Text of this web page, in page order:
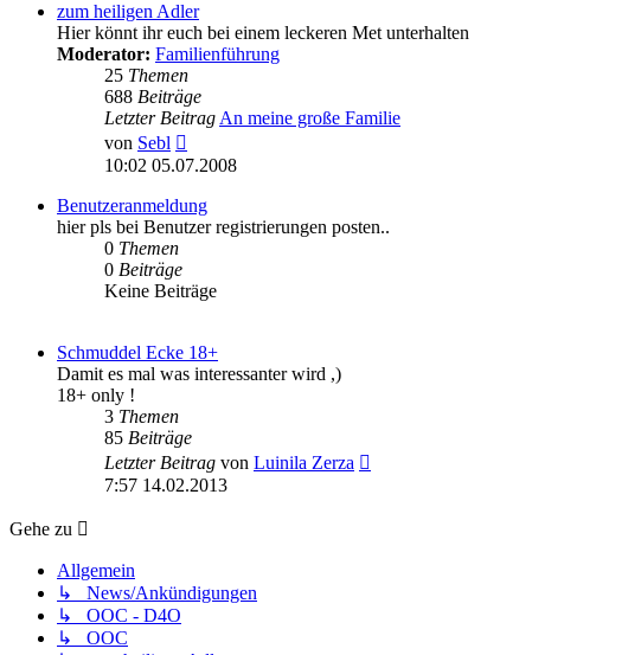
zum heiligen Adler
Hier könnt ihr euch bei einem leckeren Met unterhalten
Moderator: Familienführung
25 Themen
688 Beiträge
Letzter BeitragAn meine große Familie
von Sebl
Beitrag
10:02 05.07.2008
Benutzeranmeldung
hier pls bei Benutzer registrierungen posten..
0 Themen
0 Beiträge
Keine Beiträge
Schmuddel Ecke 18+
Damit es mal was interessanter wird ,)
18+ only !
3 Themen
85 Beiträge
Letzter Beitrag von Luinila Zerza
7:57 14.02.2013
Gehe zu
Allgemein
↳ News/Ankündigungen
↳ OOC - D4O
↳ OOC